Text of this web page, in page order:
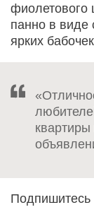
фиолетового
панно в виде
ярких
Подпишитесь